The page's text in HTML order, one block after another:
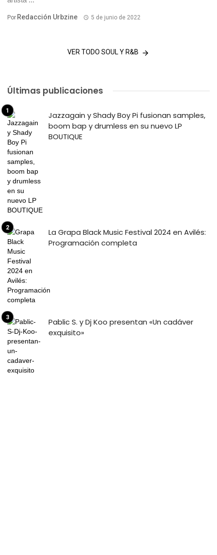
Por Redacción Urbzine 5 de junio de 2022
VER TODO SOUL Y R&B
Últimas publicaciones
Jazzagain y Shady Boy Pi fusionan samples,
boom bap y drumless en su nuevo LP
BOUTIQUE
La Grapa Black Music Festival 2024 en Avilés:
Programación completa
Pablic S. y Dj Koo presentan «Un cadáver
exquisito»